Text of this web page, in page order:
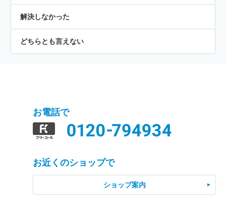
解決しなかった
どちらとも言えない
お電話で
お近くのショップで
ショップ案内